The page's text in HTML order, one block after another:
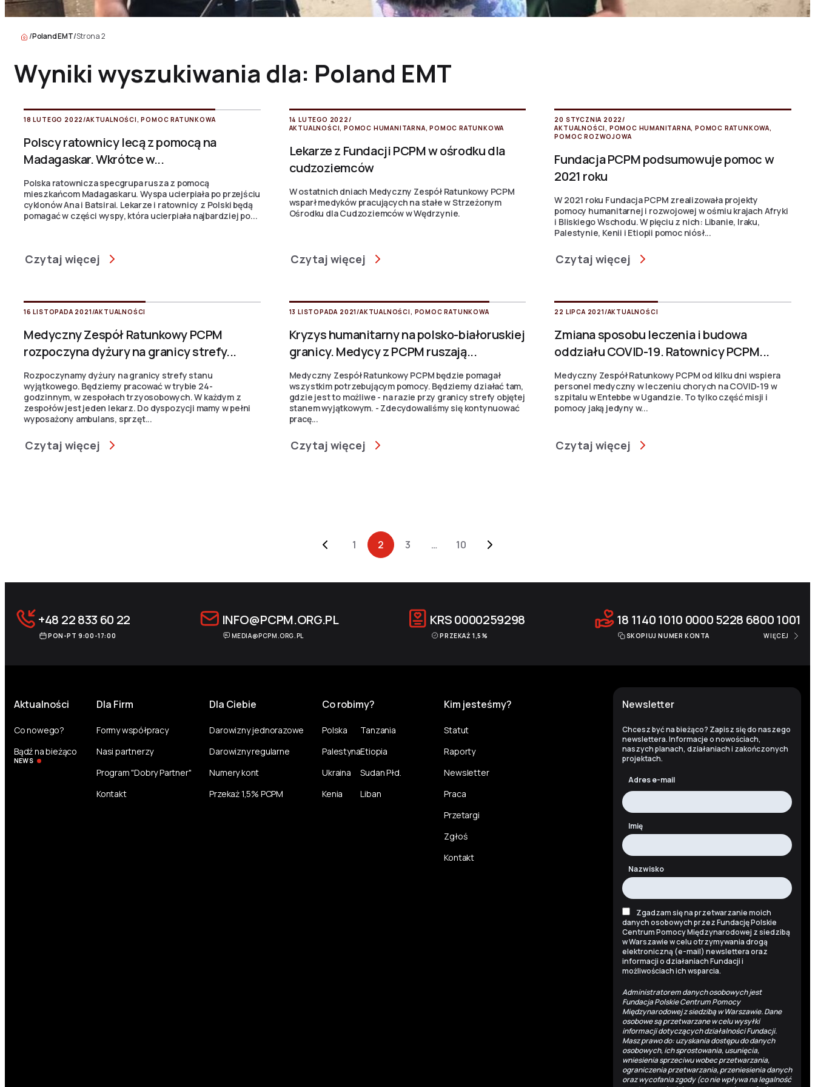
/Poland EMT/Strona 2
Wyniki wyszukiwania dla: Poland EMT
18 LUTEGO 2022 /AKTUALNOŚCI ,POMOC RATUNKOWA
Polscy ratownicy lecą z pomocą na
Madagaskar. Wkrótce w...
Polska ratownicza specgrupa rusza z pomocą
mieszkańcom Madagaskaru. Wyspa ucierpiała po przejściu
cyklonów Ana i Batsirai. Lekarze i ratownicy z Polski będą
pomagać w części wyspy, która ucierpiała najbardziej po...
Czytaj więcej
14 LUTEGO 2022 /
AKTUALNOŚCI,POMOC HUMANITARNA,POMOC RATUNKOWA
Lekarze z Fundacji PCPM w ośrodku dla
cudzoziemców
W ostatnich dniach Medyczny Zespół Ratunkowy PCPM
wsparł medyków pracujących na stałe w Strzeżonym
Ośrodku dla Cudzoziemców w Wędrzynie.
Czytaj więcej
20 STYCZNIA 2022 /
AKTUALNOŚCI , POMOC HUMANITARNA, POMOC RATUNKOWA,
POMOC ROZWOJOWA
Fundacja PCPM podsumowuje pomoc w
2021 roku
W 2021 roku Fundacja PCPM zrealizowała projekty
pomocy humanitarnej i rozwojowej w ośmiu krajach Afryki
i Bliskiego Wschodu. W pięciu z nich: Libanie, Iraku,
Palestynie, Kenii i Etiopii pomoc niósł...
Czytaj więcej
16 LISTOPADA 2021 /AKTUALNOŚCI
Medyczny Zespół Ratunkowy PCPM
rozpoczyna dyżury na granicy strefy...
Rozpoczynamy dyżury na granicy strefy stanu
wyjątkowego. Będziemy pracować w trybie 24-
godzinnym, w zespołach trzyosobowych. W każdym z
zespołów jest jeden lekarz. Do dyspozycji mamy w pełni
wyposażony ambulans, sprzęt...
Czytaj więcej
13 LISTOPADA 2021 /AKTUALNOŚCI , POMOC RATUNKOWA
Kryzys humanitarny na polsko-białoruskiej
granicy. Medycy z PCPM ruszają...
Medyczny Zespół Ratunkowy PCPM będzie pomagał
wszystkim potrzebującym pomocy. Będziemy działać tam,
gdzie jest to możliwe - na razie przy granicy strefy objętej
stanem wyjątkowym. - Zdecydowaliśmy się kontynuować
pracę...
Czytaj więcej
22 LIPCA 2021 /AKTUALNOŚCI
Zmiana sposobu leczenia i budowa
oddziału COVID-19. Ratownicy PCPM...
Medyczny Zespół Ratunkowy PCPM od kilku dni wspiera
personel medyczny w leczeniu chorych na COVID-19 w
szpitalu w Entebbe w Ugandzie. To tylko część misji i
pomocy jaką jedyny w...
Czytaj więcej
1 2 3 … 10
+48 22 833 60 22
PON-PT 9:00-17:00
INFO@PCPM.ORG.PL
MEDIA@PCPM.ORG.PL
KRS0000259298
PRZEKAŻ 1,5%
18 1140 1010 0000 5228 6800 1001
SKOPIUJ NUMER KONTA WIĘCEJ
Newsletter
Chcesz być na bieżąco? Zapisz się do naszego
newslettera. Informacje o nowościach,
naszych planach, działaniach i zakończonych
projektach.
Adres e-mail
Imię
Nazwisko
Zgadzam się na przetwarzanie moich
danych osobowych przez Fundację Polskie
Centrum Pomocy Międzynarodowej z siedzibą
w Warszawie w celu otrzymywania drogą
elektroniczną (e-mail) newslettera oraz
informacji o działaniach Fundacji i
możliwościach ich wsparcia.
Administratorem danych osobowych jest
Fundacja Polskie Centrum Pomocy
Międzynarodowej z siedzibą w Warszawie. Dane
osobowe są przetwarzane w celu wysyłki
informacji dotyczących działalności Fundacji.
Masz prawo do: uzyskania dostępu do danych
osobowych, ich sprostowania, usunięcia,
wniesienia sprzeciwu wobec przetwarzania,
ograniczenia przetwarzania, przeniesienia danych
oraz wycofania zgody (co nie wpływa na legalność
Aktualności
Co nowego?
Bądź na bieżąco
NEWS
Dla Firm
Formy współpracy
Nasi partnerzy
Program "Dobry Partner"
Kontakt
Dla Ciebie
Darowizny jednorazowe
Darowizny regularne
Numery kont
Przekaż 1,5% PCPM
Co robimy?
Polska
Palestyna
Ukraina
Kenia
Tanzania
Etiopia
Sudan Płd.
Liban
Kim jesteśmy?
Statut
Raporty
Newsletter
Praca
Przetargi
Zgłoś
Kontakt